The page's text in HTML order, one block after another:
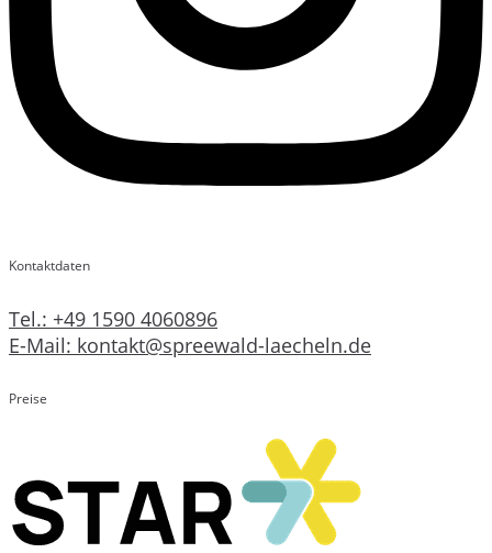
Kontaktdaten
Tel.: +49 1590 4060896
E-Mail: kontakt@spreewald-laecheln.de
Preise